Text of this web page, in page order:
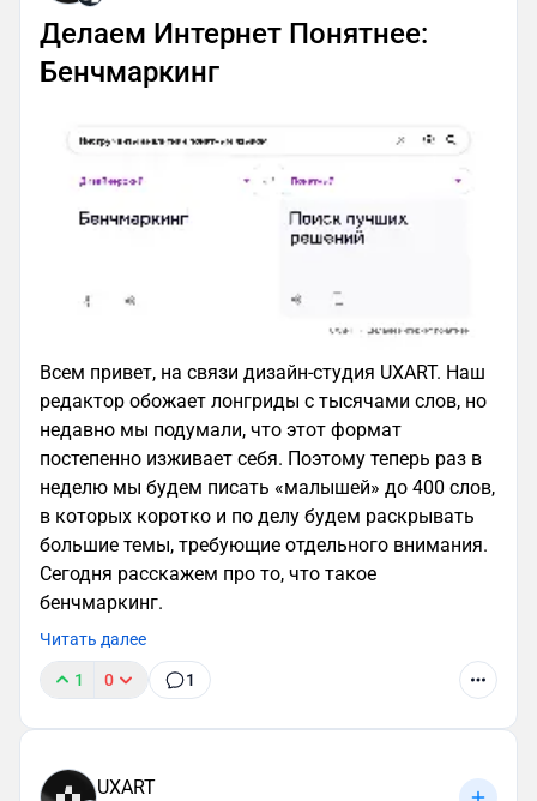
Делаем Интернет Понятнее:
Бенчмаркинг
Всем привет, на связи дизайн-студия UXART. Наш
редактор обожает лонгриды с тысячами слов, но
недавно мы подумали, что этот формат
постепенно изживает себя. Поэтому теперь раз в
неделю мы будем писать «малышей» до 400 слов,
в которых коротко и по делу будем раскрывать
большие темы, требующие отдельного внимания.
Сегодня расскажем про то, что такое
бенчмаркинг.
Читать далее
1 0 1
UXART